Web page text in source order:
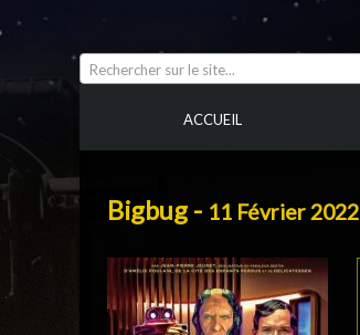
Rechercher sur le site...
ACCUEIL
Bigbug - 11 Février 2022